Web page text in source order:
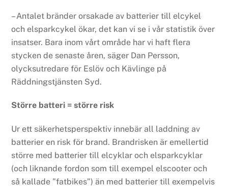
– Antalet bränder orsakade av batterier till elcykel
och elsparkcykel ökar, det kan vi se i vår statistik över
insatser. Bara inom vårt område har vi haft flera
stycken de senaste åren, säger Dan Persson,
olycksutredare för Eslöv och Kävlinge på
Räddningstjänsten Syd.
Större batteri = större risk
Ur ett säkerhetsperspektiv innebär all laddning av
batterier en risk för brand. Brandrisken är emellertid
större med batterier till elcyklar och elsparkcyklar
(och liknande fordon som till exempel elscooter och
så kallade ”fatbikes”) än med batterier till exempelvis